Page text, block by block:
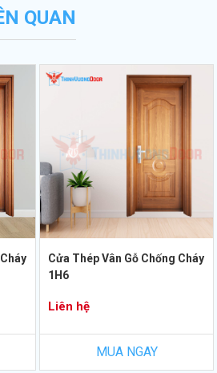
QUAN
Cửa Thép Vân Gỗ Chống Cháy
1H6
Liên hệ
MUA NGAY